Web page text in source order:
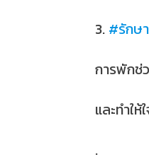
3. #รักษ
การพักช่
และทำใ
.